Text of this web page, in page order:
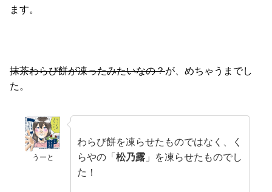
ます。
抹茶わらび餅が凍ったみたいなの？が、めちゃうまでし
た。
うーと
わらび餅を凍らせたものではなく、く
らやの「 松乃露 」を凍らせたものでし
た！